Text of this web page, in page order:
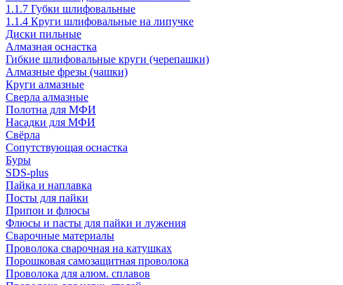
1.1.7 Губки шлифовальные
1.1.4 Круги шлифовальные на липучке
Диски пильные
Алмазная оснастка
Гибкие шлифовальные круги (черепашки)
Алмазные фрезы (чашки)
Круги алмазные
Сверла алмазные
Полотна для МФИ
Насадки для МФИ
Свёрла
Сопутствующая оснастка
Буры
SDS-plus
Пайка и наплавка
Посты для пайки
Припои и флюсы
Флюсы и пасты для пайки и лужения
Сварочные материалы
Проволока сварочная на катушках
Порошковая самозащитная проволока
Проволока для алюм. сплавов